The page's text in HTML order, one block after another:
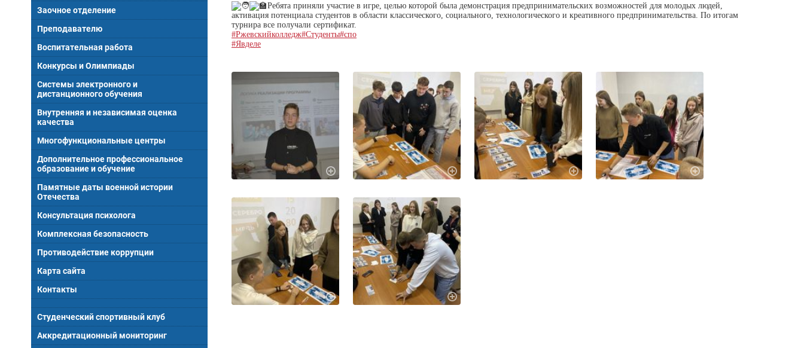
Заочное отделение
Преподавателю
Воспитательная работа
Конкурсы и Олимпиады
Системы электронного и
дистанционного обучения
Внутренняя и независимая оценка
качества
Многофункциональные центры
Дополнительное профессиональное
образование и обучение
Памятные даты военной истории
Отечества
Консультация психолога
Комплексная безопасность
Противодействие коррупции
Карта сайта
Контакты
Студенческий спортивный клуб
Аккредитационный мониторинг
Ребята приняли участие в игре, целью которой была демонстрация предпринимательских возможностей для молодых людей,
активация потенциала студентов в области классического, социального, технологического и креативного предпринимательства. По итогам
турнира все получали сертификат.
#Ржевскийколледж#Студенты#спо
#Явделе